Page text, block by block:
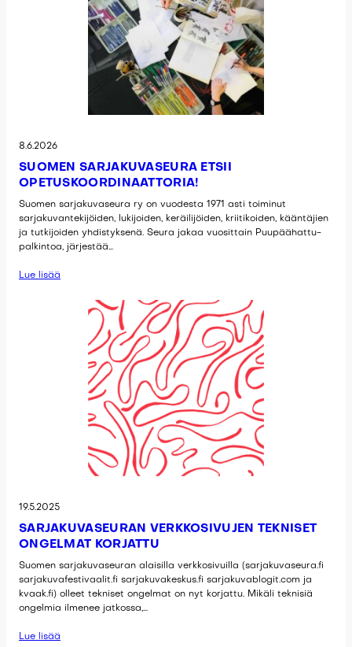
8.6.2026
SUOMEN SARJAKUVASEURA ETSII
OPETUSKOORDINAATTORIA!
Suomen sarjakuvaseura ry on vuodesta 1971 asti toiminut
sarjakuvantekijöiden, lukijoiden, keräilijöiden, kriitikoiden, kääntäjien
ja tutkijoiden yhdistyksenä. Seura jakaa vuosittain Puupäähattu-
palkintoa, järjestää…
Lue lisää
19.5.2025
SARJAKUVASEURAN VERKKOSIVUJEN TEKNISET
ONGELMAT KORJATTU
Suomen sarjakuvaseuran alaisilla verkkosivuilla (sarjakuvaseura.fi
sarjakuvafestivaalit.fi sarjakuvakeskus.fi sarjakuvablogit.com ja
kvaak.fi) olleet tekniset ongelmat on nyt korjattu. Mikäli teknisiä
ongelmia ilmenee jatkossa,…
Lue lisää